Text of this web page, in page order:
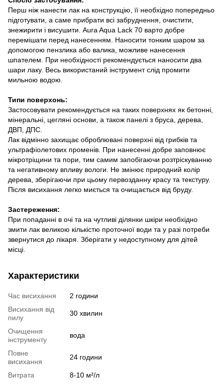
Перш ніж нанести лак на конструкцію, її необхідно попередньо
підготувати, а саме прибрати всі забруднення, очистити,
знежирити і висушити. Aura Aqua Lack 70 варто добре
перемішати перед нанесенням. Наносити тонким шаром за
допомогою пензлика або валика, можливе нанесення
шпателем. При необхідності рекомендується наносити два
шари лаку. Весь використаний інструмент слід промити
мильною водою.
Типи поверхонь:
Застосовувати рекомендується на таких поверхнях як бетонні,
мінеральні, цегляні основи, а також панелі з бруса, дерева,
ДВП, ДПС.
Лак відмінно захищає оброблювані поверхні від грибків та
ультрафіолетових променів. При нанесенні добре заповнює
мікротріщини та пори, тим самим запобігаючи розтріскуванню
та негативному впливу вологи. Не змінює природний колір
дерева, зберігаючи при цьому первозданну красу та текстуру.
Після висихання легко миється та очищається від бруду.
Застереження:
При попаданні в очі та на чутливі ділянки шкіри необхідно
змити лак великою кількістю проточної води та у разі потреби
звернутися до лікаря. Зберігати у недоступному для дітей
місці.
Характеристики
Час висихання
2 години
Висихання від
пилу
30 хвилин
Очищення
інструменту
вода
Повне
висихання
24 години
Витрата
8-10 м²/л